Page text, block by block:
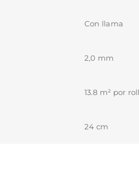
Con llama
2,0 mm
13.8 m² por
24 cm